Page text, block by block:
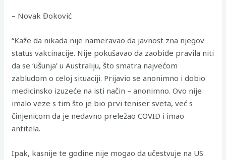
– Novak Đoković
“Kaže da nikada nije nameravao da javnost zna njegov
status vakcinacije. Nije pokušavao da zaobiđe pravila niti
da se ‘ušunja’ u Australiju, što smatra najvećom
zabludom o celoj situaciji. Prijavio se anonimno i dobio
medicinsko izuzeće na isti način – anonimno. Ovo nije
imalo veze s tim što je bio prvi teniser sveta, već s
činjenicom da je nedavno preležao COVID i imao
antitela.
Ipak, kasnije te godine nije mogao da učestvuje na US